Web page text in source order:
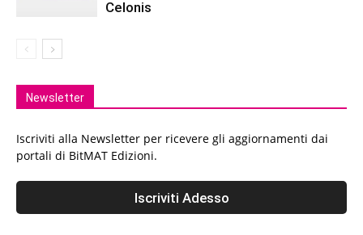
Celonis
Newsletter
Iscriviti alla Newsletter per ricevere gli aggiornamenti dai
portali di BitMAT Edizioni.